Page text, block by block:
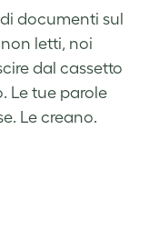
documenti sul
letti, noi
dal cassetto
Le tue parole
Le creano.